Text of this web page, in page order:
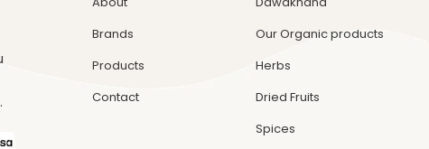
Brands
Products
Contact
Our Organic products
Herbs
Dried Fruits
Spices